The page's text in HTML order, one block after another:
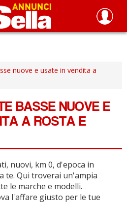
nuove e usate in vendita a
BASSE NUOVE E
A ROSTA E
nuovi, km 0, d'epoca in
te. Qui troverai un'ampia
le marche e modelli.
l'affare giusto per le tue